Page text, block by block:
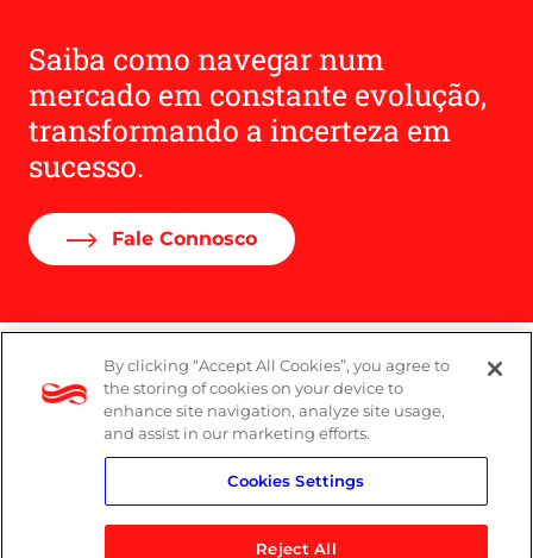
Saiba como navegar num
mercado em constante evolução,
transformando a incerteza em
sucesso.
Fale Connosco
Denúncias
Política de Privacidade
Política do Sistema de Gestão Integrado
By clicking “Accept All Cookies”, you agree to
the storing of cookies on your device to
enhance site navigation, analyze site usage,
and assist in our marketing efforts.
Cookies Settings
Reject All